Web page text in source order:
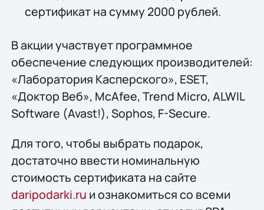
сертификат на сумму 2000 рублей.
В акции участвует программное
обеспечение следующих производителей:
«Лаборатория Касперского», ESET,
«Доктор Веб», McAfee, Trend Micro, ALWIL
Software (Avast!), Sophos, F-Secure.
Для того, чтобы выбрать подарок,
достаточно ввести номинальную
стоимость сертификата на сайте
daripodarki.ru и ознакомиться со всеми